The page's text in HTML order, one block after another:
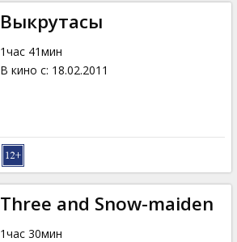
Выкрутасы
1час 41мин
В кино с: 18.02.2011
Three and Snow-maiden
1час 30мин